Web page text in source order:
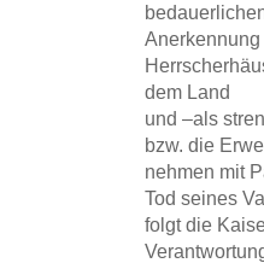
dem Land
und –als
bzw. die
nehmen mit
Tod seines
folgt die